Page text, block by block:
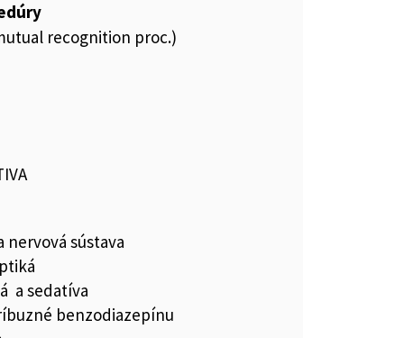
recognition proc.)
nervová sústava
a sedatíva
benzodiazepínu